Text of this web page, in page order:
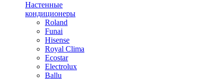
Настенные
кондиционеры
Roland
Funai
Hisense
Royal Clima
Ecostar
Electrolux
Ballu